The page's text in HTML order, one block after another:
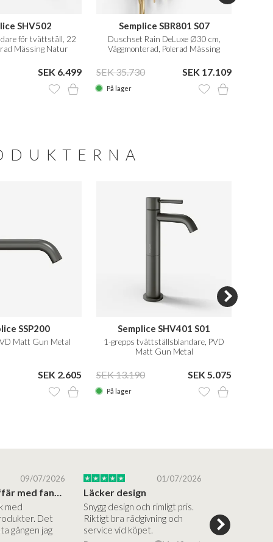
SHV502
för tvättställ, 22
Mässing Natur
SEK 6.499
Semplice SBR801 S07
Duschset Rain DeLuxe Ø30 cm,
Väggmonterad, Polerad Mässing
SEK 35.730 SEK 17.109
På lager
SSP200
Matt Gun Metal
SEK 2.605
Semplice SHV401 S01
1-grepps tvättställsblandare, PVD
Matt Gun Metal
SEK 13.190 SEK 5.075
På lager
09/07/2026
med
Det
gången jag
01/07/2026
Läcker design
Snygg design och rimligt pris.
Riktigt bra rådgivning och
service vid köpet.
hjälpsamma
vägledning